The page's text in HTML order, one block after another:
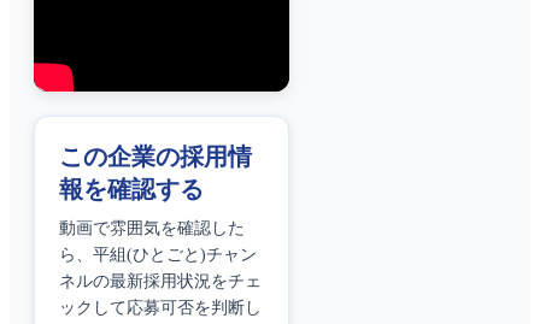
この企業の採用情
報を確認する
動画で雰囲気を確認した
ら、 平組(ひとごと)チャン
ネルの最新採用状況をチェ
ックして応募可否を判断し